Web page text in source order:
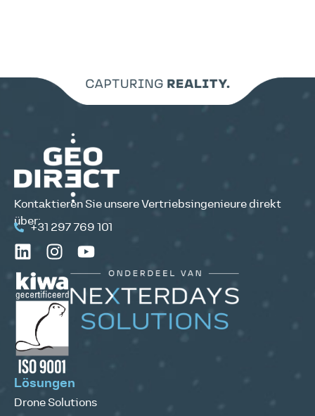
Kontaktieren Sie unsere Vertriebsingenieure direkt
über:
+31 297 769 101
Lösungen
Drone Solutions